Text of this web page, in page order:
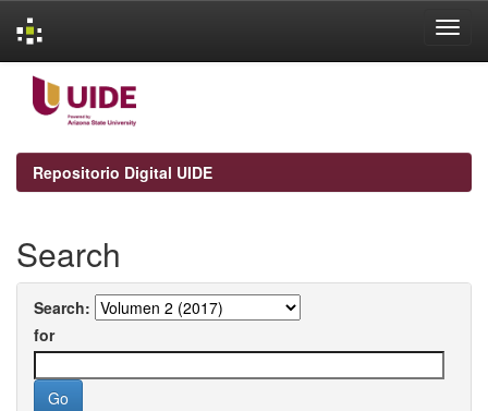
navigation
Repositorio Digital UIDE
Search
Search:
for